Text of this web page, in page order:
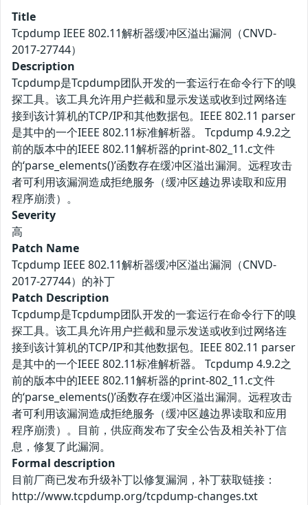
Title
Tcpdump IEEE 802.11解析器缓冲区溢出漏洞（CNVD-
2017-27744）
Description
Tcpdump是Tcpdump团队开发的一套运行在命令行下的嗅
探工具。该工具允许用户拦截和显示发送或收到过网络连
接到该计算机的TCP/IP和其他数据包。IEEE 802.11 parser
是其中的一个IEEE 802.11标准解析器。 Tcpdump 4.9.2之
前的版本中的IEEE 802.11解析器的print-802_11.c文件
的‘parse_elements()’函数存在缓冲区溢出漏洞。远程攻击
者可利用该漏洞造成拒绝服务（缓冲区越边界读取和应用
程序崩溃）。
Severity
高
Patch Name
Tcpdump IEEE 802.11解析器缓冲区溢出漏洞（CNVD-
2017-27744）的补丁
Patch Description
Tcpdump是Tcpdump团队开发的一套运行在命令行下的嗅
探工具。该工具允许用户拦截和显示发送或收到过网络连
接到该计算机的TCP/IP和其他数据包。IEEE 802.11 parser
是其中的一个IEEE 802.11标准解析器。 Tcpdump 4.9.2之
前的版本中的IEEE 802.11解析器的print-802_11.c文件
的‘parse_elements()’函数存在缓冲区溢出漏洞。远程攻击
者可利用该漏洞造成拒绝服务（缓冲区越边界读取和应用
程序崩溃）。目前，供应商发布了安全公告及相关补丁信
息，修复了此漏洞。
Formal description
目前厂商已发布升级补丁以修复漏洞，补丁获取链接：
http://www.tcpdump.org/tcpdump-changes.txt